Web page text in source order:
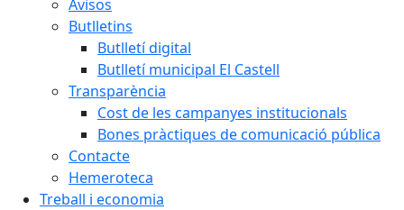
Avisos
Butlletins
Butlletí digital
Butlletí municipal El Castell
Transparència
Cost de les campanyes institucionals
Bones pràctiques de comunicació pública
Contacte
Hemeroteca
Treball i economia